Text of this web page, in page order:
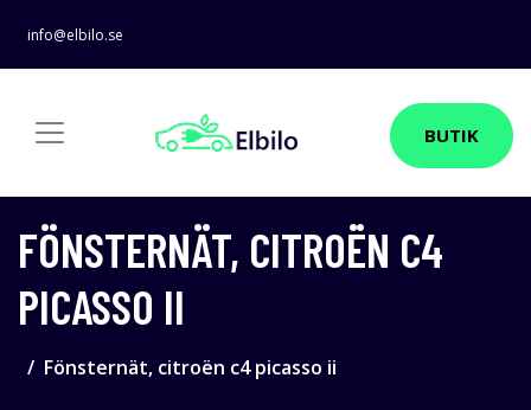
info@elbilo.se
BUTIK
FÖNSTERNÄT, CITROËN C4
PICASSO II
Fönsternät, citroën c4 picasso ii